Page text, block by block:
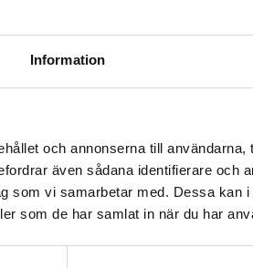
Information
och annonserna till användarna,
även sådana identifierare och
som vi samarbetar med. Dessa kan
som de har samlat in när du har
FLER LEDIGA JOBB